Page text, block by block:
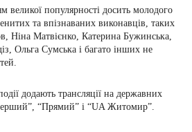
великої популярності досить молодого
та впізнаваних виконавців, таких
Ніна Матвієнко, Катерина Бужинська,
Ольга Сумська і багато інших не
додають трансляції на державних
“Прямий” і “UA Житомир”.